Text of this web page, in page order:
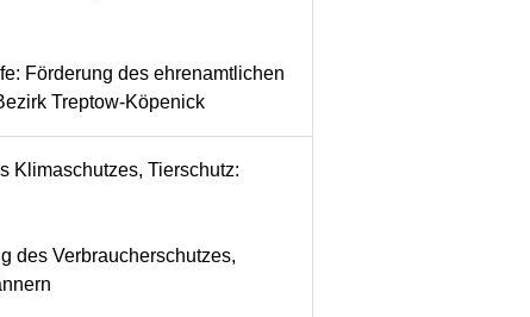
Förderung des ehrenamtlichen
Treptow-Köpenick
Klimaschutzes, Tierschutz:
des Verbraucherschutzes,